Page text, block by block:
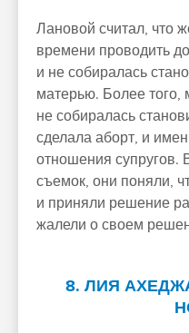
Лановой считал, что
времени проводить
и не собиралась
матерью. Более того,
не собиралась
сделала аборт, и
отношения супругов.
съемок, они поняли,
и приняли решение
жалели о своем
8. ЛИЯ